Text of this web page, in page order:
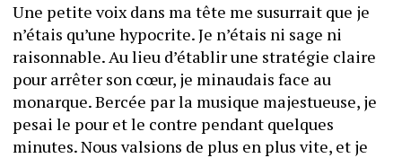
Une petite voix dans ma tête me susurrait que je
n’étais qu’une hypocrite. Je n’étais ni sage ni
raisonnable. Au lieu d’établir une stratégie claire
pour arrêter son cœur, je minaudais face au
monarque. Bercée par la musique majestueuse, je
pesai le pour et le contre pendant quelques
minutes. Nous valsions de plus en plus vite, et je